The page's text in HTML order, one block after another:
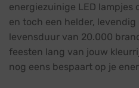
energiezuinige LED lampjes
en toch een helder,
levensduur van 20.000
feesten lang van jouw
nog eens bespaart op je